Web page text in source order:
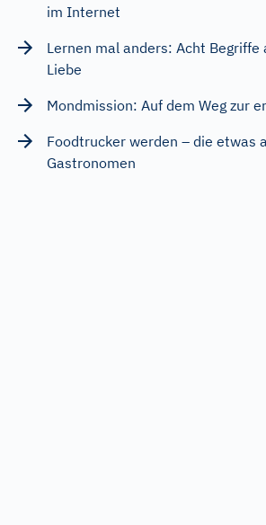
im Internet
Lernen mal anders: Acht Begriffe
Liebe
Mondmission: Auf dem Weg zur
Foodtrucker werden – die etwas
Gastronomen